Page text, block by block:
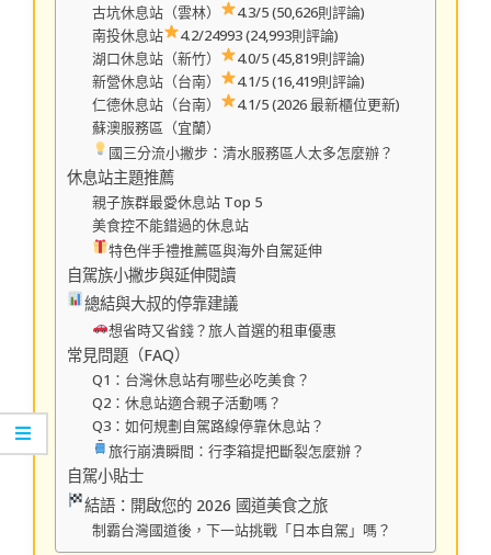
古坑休息站（雲林）
4.3/5 (50,626則評論)
南投休息站
4.2/24993 (24,993則評論)
湖口休息站（新竹）
4.0/5 (45,819則評論)
新營休息站（台南）
4.1/5 (16,419則評論)
仁德休息站（台南）
4.1/5 (2026 最新櫃位更新)
蘇澳服務區（宜蘭）
國三分流小撇步：清水服務區人太多怎麼辦？
休息站主題推薦
親子族群最愛休息站 Top 5
美食控不能錯過的休息站
特色伴手禮推薦區與海外自駕延伸
自駕族小撇步與延伸閱讀
總結與大叔的停靠建議
想省時又省錢？旅人首選的租車優惠
常見問題（FAQ）
Q1：台灣休息站有哪些必吃美食？
Q2：休息站適合親子活動嗎？
Q3：如何規劃自駕路線停靠休息站？
旅行崩潰瞬間：行李箱提把斷裂怎麼辦？
自駕小貼士
結語：開啟您的 2026 國道美食之旅
制霸台灣國道後，下一站挑戰「日本自駕」嗎？